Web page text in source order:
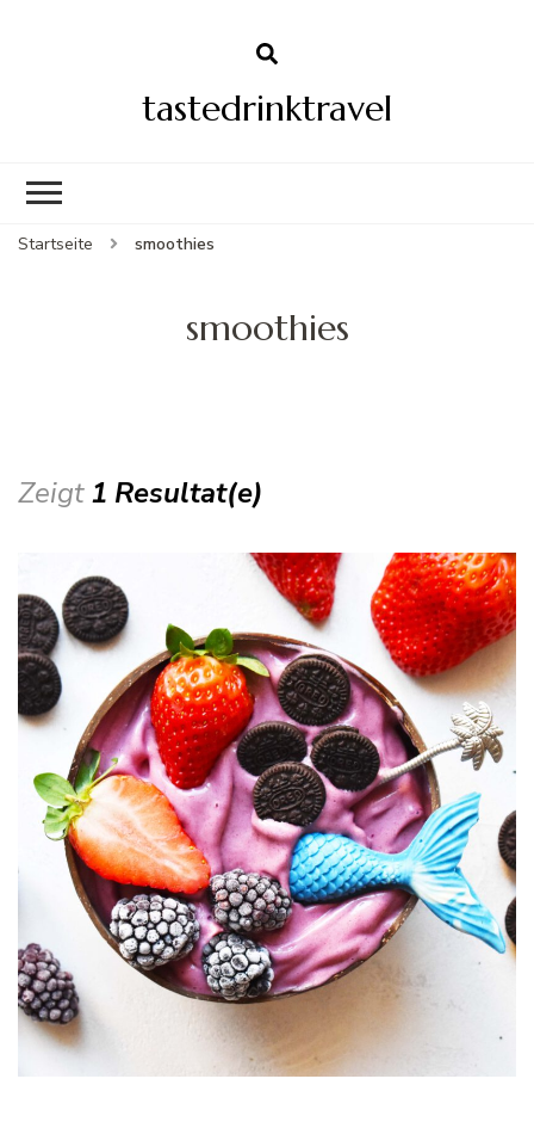
tastedrinktravel
Startseite smoothies
smoothies
Zeigt1 Resultat(e)